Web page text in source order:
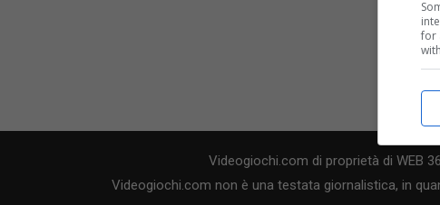
Videogiochi.com di proprietà di WEB
Videogiochi.com non è una testata giornalistica, in
for